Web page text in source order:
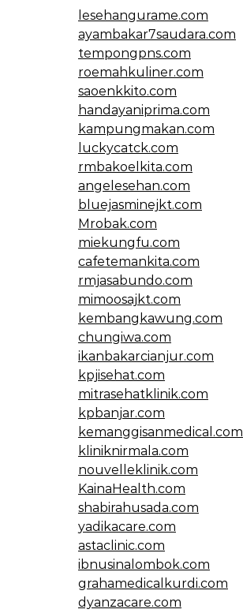
lesehangurame.com
ayambakar7saudara.com
tempongpns.com
roemahkuliner.com
saoenkkito.com
handayaniprima.com
kampungmakan.com
luckycatck.com
rmbakoelkita.com
angelesehan.com
bluejasminejkt.com
Mrobak.com
miekungfu.com
cafetemankita.com
rmjasabundo.com
mimoosajkt.com
kembangkawung.com
chungiwa.com
ikanbakarcianjur.com
kpjisehat.com
mitrasehatklinik.com
kpbanjar.com
kemanggisanmedical.com
kliniknirmala.com
nouvelleklinik.com
KainaHealth.com
shabirahusada.com
yadikacare.com
astaclinic.com
ibnusinalombok.com
grahamedicalkurdi.com
dyanzacare.com